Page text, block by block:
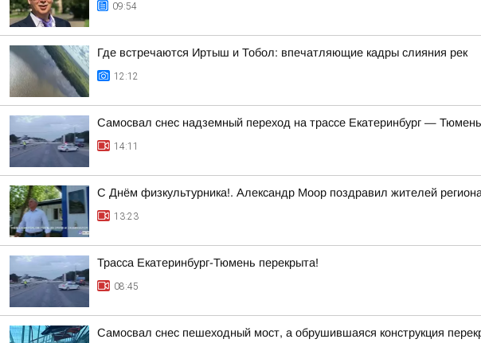
09:54
Где встречаются Иртыш и Тобол: впечатляющие кадры слияния рек
12:12
Самосвал снес надземный переход на трассе Екатеринбург — Тюмень
14:11
С Днём физкультурника!. Александр Моор поздравил жителей
13:23
Трасса Екатеринбург-Тюмень перекрыта!
08:45
Самосвал снес пешеходный мост, а обрушившаяся конструкция